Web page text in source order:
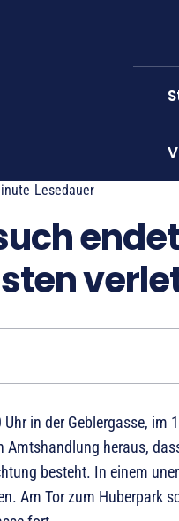
Lesedauer
in der Geblergasse, im
heraus,
besteht. In einem
Am Tor zum Huberpark